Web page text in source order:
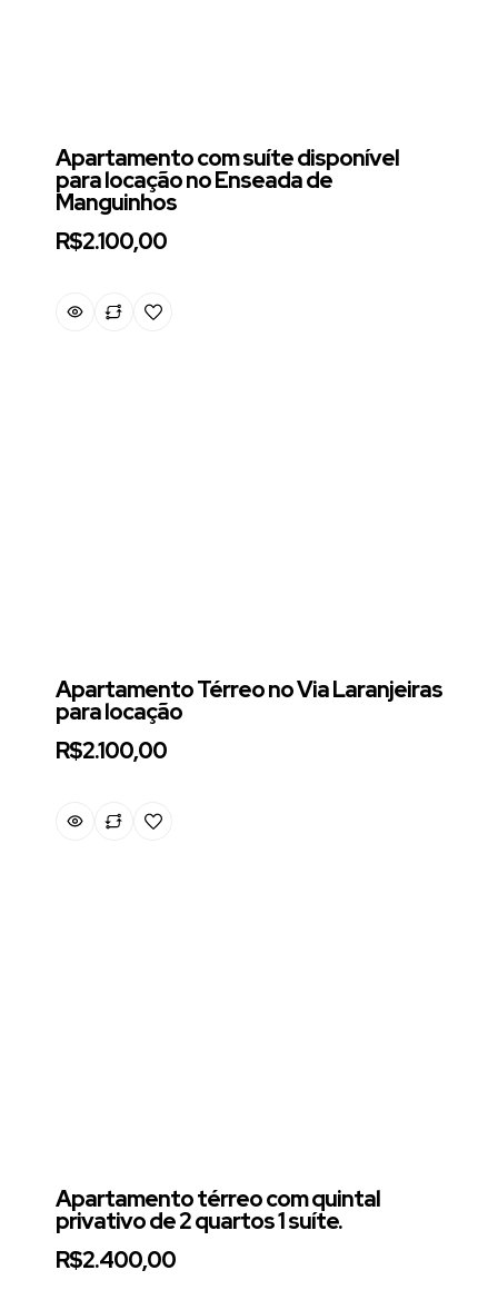
Apartamento com suíte disponível
para locação no Enseada de
Manguinhos
R$2.100,00
Apartamento Térreo no Via Laranjeiras
para locação
R$2.100,00
Apartamento térreo com quintal
privativo de 2 quartos 1 suíte.
R$2.400,00